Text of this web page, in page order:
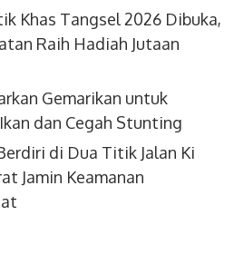
Khas Tangsel 2026 Dibuka,
Raih Hadiah Jutaan
Gemarikan untuk
dan Cegah Stunting
di Dua Titik Jalan Ki
Jamin Keamanan